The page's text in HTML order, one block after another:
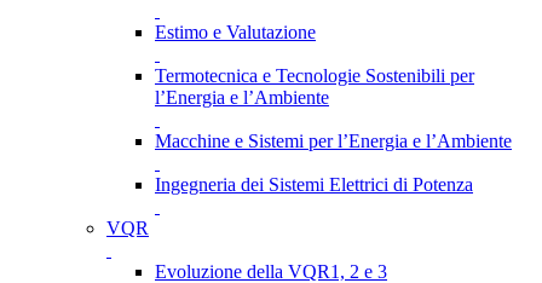
Estimo e Valutazione
Termotecnica e Tecnologie Sostenibili per
l’Energia e l’Ambiente
Macchine e Sistemi per l’Energia e l’Ambiente
Ingegneria dei Sistemi Elettrici di Potenza
VQR
Evoluzione della VQR1, 2 e 3